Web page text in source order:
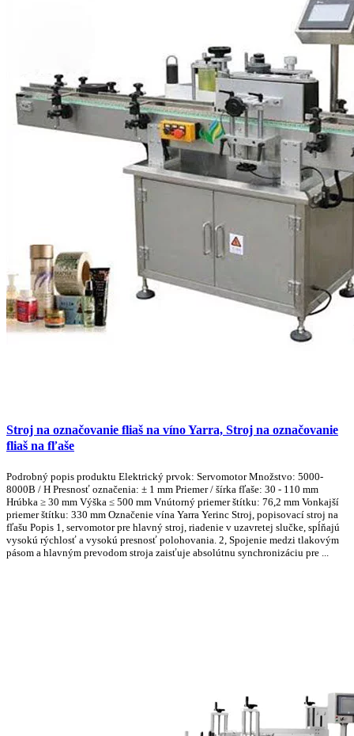
Stroj na označovanie fliaš na víno Yarra, Stroj na označovanie
fliaš na fľaše
Podrobný popis produktu Elektrický prvok: Servomotor Množstvo: 5000-
8000B / H Presnosť označenia: ± 1 mm Priemer / šírka fľaše: 30 - 110 mm
Hrúbka ≥ 30 mm Výška ≤ 500 mm Vnútorný priemer štítku: 76,2 mm Vonkajší
priemer štítku: 330 mm Označenie vína Yarra Yerinc Stroj, popisovací stroj na
fľašu Popis 1, servomotor pre hlavný stroj, riadenie v uzavretej slučke, spĺňajú
vysokú rýchlosť a vysokú presnosť polohovania. 2, Spojenie medzi tlakovým
pásom a hlavným prevodom stroja zaisťuje absolútnu synchronizáciu pre ...